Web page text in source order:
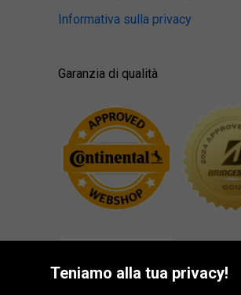
Informativa sulla privacy
Garanzia di qualità
Teniamo alla tua privacy!